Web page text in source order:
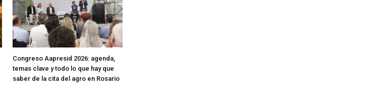
Congreso Aapresid 2026: agenda,
temas clave y todo lo que hay que
saber de la cita del agro en Rosario